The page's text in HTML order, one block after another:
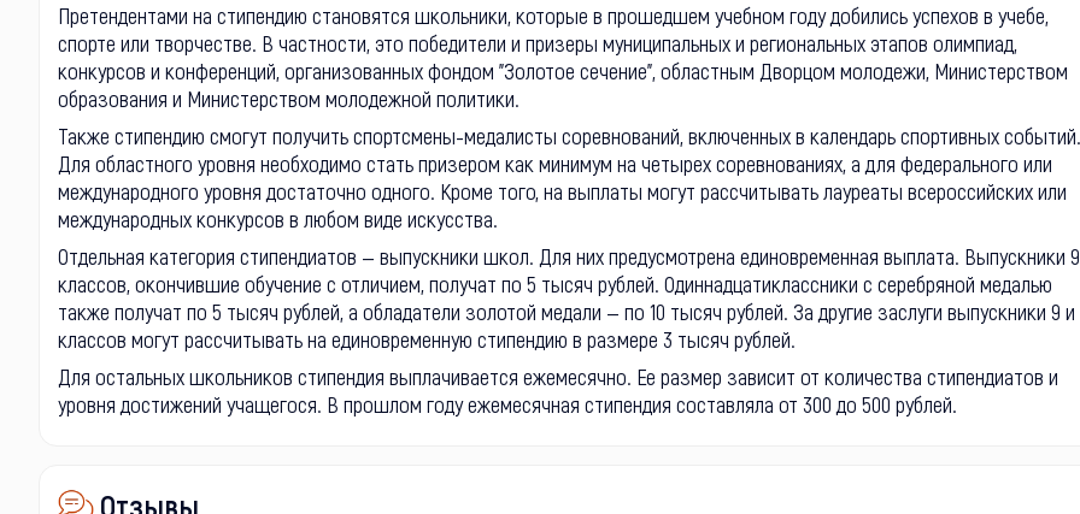
Претендентами на стипендию становятся школьники, которые в прошедшем учебном году добились успехов в учебе,
спорте или творчестве. В частности, это победители и призеры муниципальных и региональных этапов олимпиад,
конкурсов и конференций, организованных фондом "Золотое сечение", областным Дворцом молодежи, Министерством
образования и Министерством молодежной политики.
Также стипендию смогут получить спортсмены-медалисты соревнований, включенных в календарь спортивных событий.
Для областного уровня необходимо стать призером как минимум на четырех соревнованиях, а для федерального или
международного уровня достаточно одного. Кроме того, на выплаты могут рассчитывать лауреаты всероссийских или
международных конкурсов в любом виде искусства.
Отдельная категория стипендиатов — выпускники школ. Для них предусмотрена единовременная выплата. Выпускники 9
классов, окончившие обучение с отличием, получат по 5 тысяч рублей. Одиннадцатиклассники с серебряной медалью
также получат по 5 тысяч рублей, а обладатели золотой медали — по 10 тысяч рублей. За другие заслуги выпускники 9 и
классов могут рассчитывать на единовременную стипендию в размере 3 тысяч рублей.
Для остальных школьников стипендия выплачивается ежемесячно. Ее размер зависит от количества стипендиатов и
уровня достижений учащегося. В прошлом году ежемесячная стипендия составляла от 300 до 500 рублей.
Отзывы